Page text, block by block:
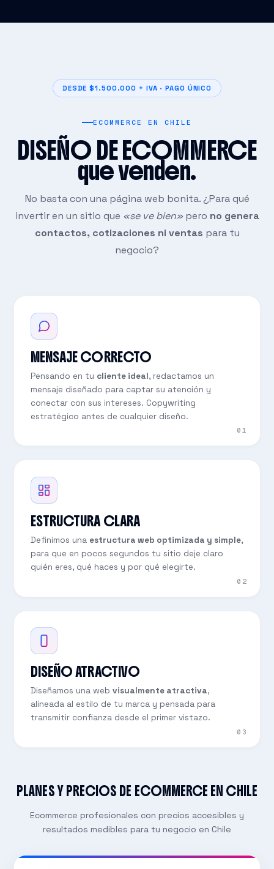
DESDE $1.500.000 + IVA · PAGO ÚNICO
ECOMMERCE EN CHILE
DISEÑO DE ECOMMERCE
que venden.
No basta con una página web bonita. ¿Para qué
invertir en un sitio que «se ve bien»pero no genera
contactos, cotizaciones ni ventas para tu
negocio?
MENSAJE CORRECTO
Pensando en tu cliente ideal, redactamos un
mensaje diseñado para captar su atención y
conectar con sus intereses. Copywriting
estratégico antes de cualquier diseño.
01
ESTRUCTURA CLARA
Definimos una estructura web optimizada y simple,
para que en pocos segundos tu sitio deje claro
quién eres, qué haces y por qué elegirte.
02
DISEÑO ATRACTIVO
Diseñamos una web visualmente atractiva,
alineada al estilo de tu marca y pensada para
transmitir confianza desde el primer vistazo.
03
PLANES Y PRECIOS DE ECOMMERCE EN CHILE
Ecommerce profesionales con precios accesibles y
resultados medibles para tu negocio en Chile